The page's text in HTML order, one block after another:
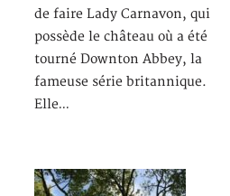
de faire Lady Carnavon, qui
possède le château où a été
tourné Downton Abbey, la
fameuse série britannique.
Elle…